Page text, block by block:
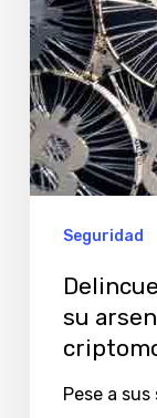
criptomonedas
Seguridad
su
Pese a